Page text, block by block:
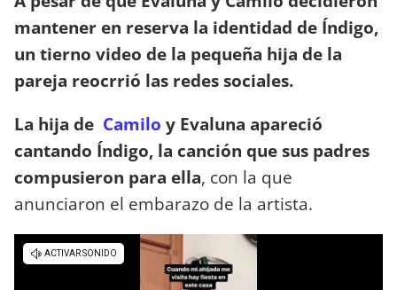
mantener en reserva la identidad de Índigo,
un tierno video de la pequeña hija de la
pareja reocrrió las redes sociales.
La hija de Camilo y Evaluna apareció
cantando Índigo, la canción que sus padres
compusieron para ella, con la que
anunciaron el embarazo de la artista.